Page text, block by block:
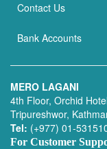
Contact Us
Bank Accounts
MERO LAGANI
4th Floor, Orchid
Tripureshwor,
Tel: (+977) 01-
For Customer